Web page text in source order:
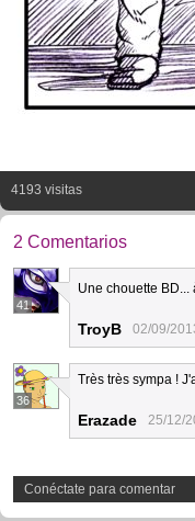
4193 visitas
2 Comentarios
41
Une chouette
TroyB 02/09/
36
Très très sympa !
Erazade 25/12/
Conéctate para comentar